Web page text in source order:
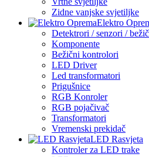
Zidne vanjske svjetiljke
Elektro
Detektrori / senzori /
Komponente
Bežični kontrolori
LED Driver
Led transformatori
Prigušnice
RGB Konroler
RGB pojačivač
Transformatori
Vremenski prekidač
LED Rasvjeta
Kontroler za LED trake